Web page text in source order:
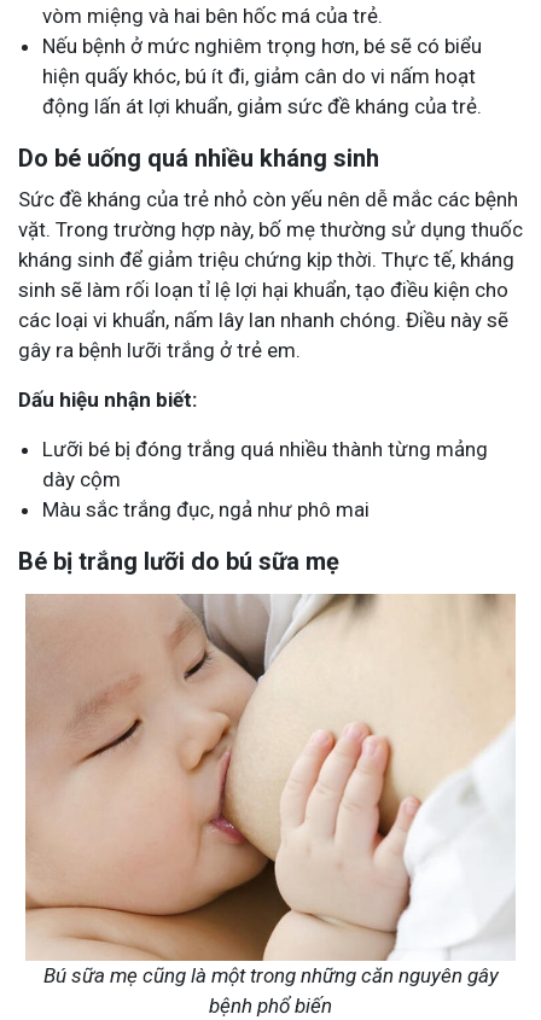
vòm miệng và hai bên hốc má của trẻ.
Nếu bệnh ở mức nghiêm trọng hơn, bé sẽ có biểu
hiện quấy khóc, bú ít đi, giảm cân do vi nấm hoạt
động lấn át lợi khuẩn, giảm sức đề kháng của trẻ.
Do bé uống quá nhiều kháng sinh
Sức đề kháng của trẻ nhỏ còn yếu nên dễ mắc các bệnh
vặt. Trong trường hợp này, bố mẹ thường sử dụng thuốc
kháng sinh để giảm triệu chứng kịp thời. Thực tế, kháng
sinh sẽ làm rối loạn tỉ lệ lợi hại khuẩn, tạo điều kiện cho
các loại vi khuẩn, nấm lây lan nhanh chóng. Điều này sẽ
gây ra bệnh lưỡi trắng ở trẻ em.
Dấu hiệu nhận biết:
Lưỡi bé bị đóng trắng quá nhiều thành từng mảng
dày cộm
Màu sắc trắng đục, ngả như phô mai
Bé bị trắng lưỡi do bú sữa mẹ
Bú sữa mẹ cũng là một trong những căn nguyên gây
bệnh phổ biến